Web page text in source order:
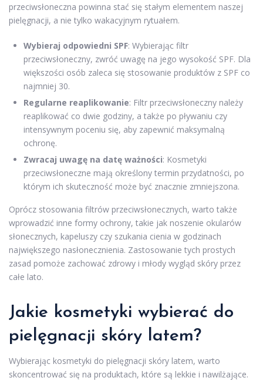
przeciwsłoneczna powinna stać się stałym elementem naszej
pielęgnacji, a nie tylko wakacyjnym rytuałem.
Wybieraj odpowiedni SPF: Wybierając filtr
przeciwsłoneczny, zwróć uwagę na jego wysokość SPF. Dla
większości osób zaleca się stosowanie produktów z SPF co
najmniej 30.
Regularne reaplikowanie: Filtr przeciwsłoneczny należy
reaplikować co dwie godziny, a także po pływaniu czy
intensywnym poceniu się, aby zapewnić maksymalną
ochronę.
Zwracaj uwagę na datę ważności: Kosmetyki
przeciwsłoneczne mają określony termin przydatności, po
którym ich skuteczność może być znacznie zmniejszona.
Oprócz stosowania filtrów przeciwsłonecznych, warto także
wprowadzić inne formy ochrony, takie jak noszenie okularów
słonecznych, kapeluszy czy szukania cienia w godzinach
największego nasłonecznienia. Zastosowanie tych prostych
zasad pomoże zachować zdrowy i młody wygląd skóry przez
całe lato.
Jakie kosmetyki wybierać do
pielęgnacji skóry latem?
Wybierając kosmetyki do pielęgnacji skóry latem, warto
skoncentrować się na produktach, które są lekkie i nawilżające.